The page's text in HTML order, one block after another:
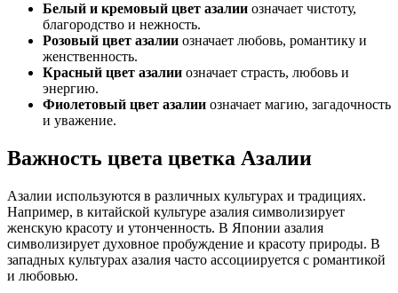
Белый и кремовый цвет азалии означает чистоту,
благородство и нежность.
Розовый цвет азалии означает любовь, романтику и
женственность.
Красный цвет азалии означает страсть, любовь и
энергию.
Фиолетовый цвет азалии означает магию, загадочность
и уважение.
Важность цвета цветка Азалии
Азалии используются в различных культурах и традициях.
Например, в китайской культуре азалия символизирует
женскую красоту и утонченность. В Японии азалия
символизирует духовное пробуждение и красоту природы. В
западных культурах азалия часто ассоциируется с романтикой
и любовью.